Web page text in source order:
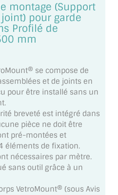
COULEUR
SPORT
DANSE
montage (Support
pour garde
Profilé de
mm
se compose de
et de joints en
pour être installé sans un
breveté est intégré dans
pièce ne doit être
pré-montées et
éléments de fixation.
nécessaires par mètre.
sans outil grâce à un
VetroMount® (sous Avis